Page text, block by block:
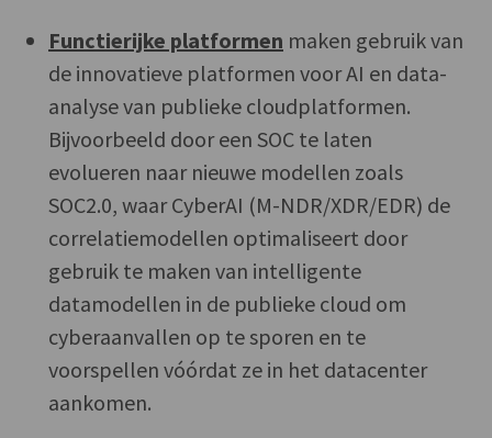
Functierijke platformen maken gebruik van
de innovatieve platformen voor AI en data-
analyse van publieke cloudplatformen.
Bijvoorbeeld door een SOC te laten
evolueren naar nieuwe modellen zoals
SOC2.0, waar CyberAI (M-NDR/XDR/EDR) de
correlatiemodellen optimaliseert door
gebruik te maken van intelligente
datamodellen in de publieke cloud om
cyberaanvallen op te sporen en te
voorspellen vóórdat ze in het datacenter
aankomen.